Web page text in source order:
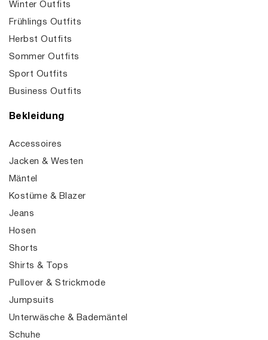
Winter Outfits
Frühlings Outfits
Herbst Outfits
Sommer Outfits
Sport Outfits
Business Outfits
Bekleidung
Accessoires
Jacken & Westen
Mäntel
Kostüme & Blazer
Jeans
Hosen
Shorts
Shirts & Tops
Pullover & Strickmode
Jumpsuits
Unterwäsche & Bademäntel
Schuhe